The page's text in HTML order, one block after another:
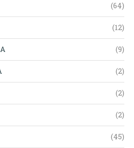
(64)
(12)
(9)
(2)
(2)
(2)
(45)